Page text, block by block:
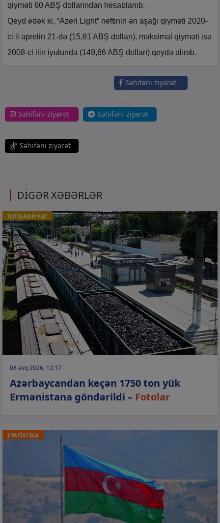
qiyməti 60 ABŞ dollarından hesablanıb.
Qeyd edək ki, “Azeri Light” neftinin ən aşağı qiyməti 2020-
ci il aprelin 21-də (15,81 ABŞ dolları), maksimal qiyməti isə
2008-ci ilin iyulunda (149,66 ABŞ dolları) qeydə alınıb.
Səhifəni ziyarət
Səhifəni ziyarət
Səhifəni ziyarət
Səhifəni ziyarət
DİGƏR XƏBƏRLƏR
İQTİSADİYYAT
08 avq 2026, 12:17
Azərbaycandan keçən 1750 ton yük
Ermənistana göndərildi – Fotolar
STATİSTİKA